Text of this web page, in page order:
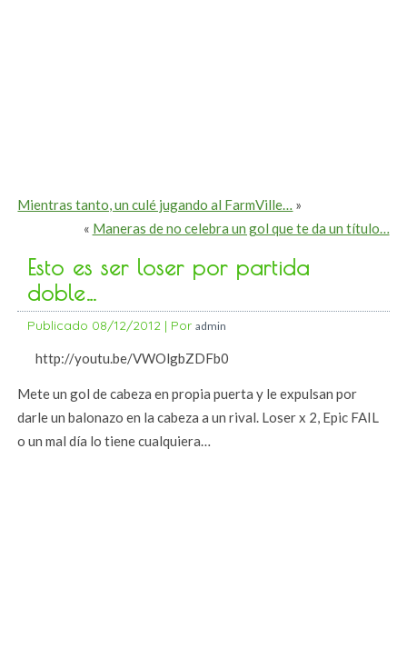
Mientras tanto, un culé jugando al FarmVille… »
« Maneras de no celebra un gol que te da un título…
Esto es ser loser por partida
doble…
Publicado 08/12/2012 | Por admin
http://youtu.be/VWOlgbZDFb0
Mete un gol de cabeza en propia puerta y le expulsan por
darle un balonazo en la cabeza a un rival. Loser x 2, Epic FAIL
o un mal día lo tiene cualquiera…